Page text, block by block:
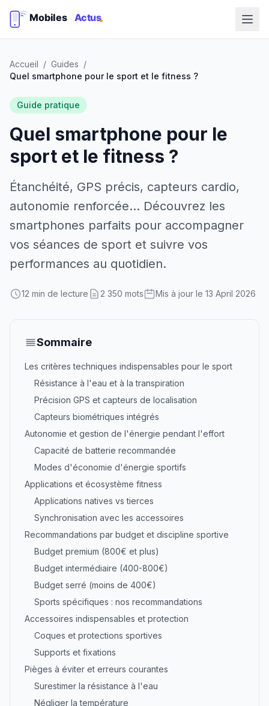
Accueil / Guides /
Quel smartphone pour le sport et le fitness ?
Guide pratique
Quel smartphone pour le
sport et le fitness ?
Étanchéité, GPS précis, capteurs cardio,
autonomie renforcée... Découvrez les
smartphones parfaits pour accompagner
vos séances de sport et suivre vos
performances au quotidien.
12 min de lecture 2 350 mots Mis à jour le 13 April 2026
Sommaire
Les critères techniques indispensables pour le sport
Résistance à l'eau et à la transpiration
Précision GPS et capteurs de localisation
Capteurs biométriques intégrés
Autonomie et gestion de l'énergie pendant l'effort
Capacité de batterie recommandée
Modes d'économie d'énergie sportifs
Applications et écosystème fitness
Applications natives vs tierces
Synchronisation avec les accessoires
Recommandations par budget et discipline sportive
Budget premium (800€ et plus)
Budget intermédiaire (400-800€)
Budget serré (moins de 400€)
Sports spécifiques : nos recommandations
Accessoires indispensables et protection
Coques et protections sportives
Supports et fixations
Pièges à éviter et erreurs courantes
Surestimer la résistance à l'eau
Négliger la température